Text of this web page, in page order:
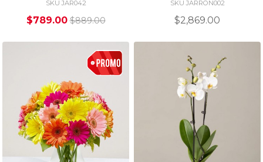
SKU JAR042
$789.00 $889.00
SKU JARRON002
$2,869.00